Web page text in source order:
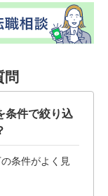
問
条件で絞り込
条件がよく見